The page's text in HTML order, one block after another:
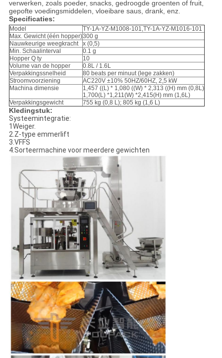
verwerken, zoals poeder, snacks, gedroogde groenten of fruit,
gepofte voedingsmiddelen, vloeibare saus, drank, enz.
Specificaties:
Model
TY-1A-YZ-M1008-101,TY-1A-YZ-M1016-101
Max. Gewicht (één hopper)300 g
Nauwkeurige weegkracht
x (0,5)
Min. Schaalinterval
0.1 g
Hopper Q ty
10
Volume van de hopper
0.8L / 1.6L
Verpakkingssnelheid
80 beats per minuut (lege zakken)
Stroomvoorziening
AC220V ±10% 50HZ/60HZ, 2,5 kW
Machina dimensie
1,457 ((L) * 1,080 ((W) * 2,313 ((H) mm (0,8L)
1,700(L) *1,211(W) *2,415(H) mm (1,6L)
Verpakkingsgewicht
755 kg (0,8 L); 805 kg (1,6 L)
Kledingstuk:
Systeemintegratie:
1Weiger.
2.Z-type emmerlift
3.VFFS
4.Sorteermachine voor meerdere gewichten